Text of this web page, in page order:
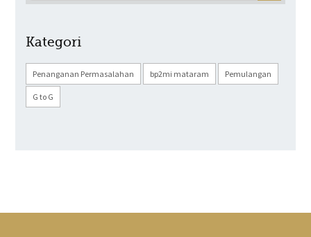
Kategori
Penanganan Permasalahan bp2mi mataram Pemulangan
G to G